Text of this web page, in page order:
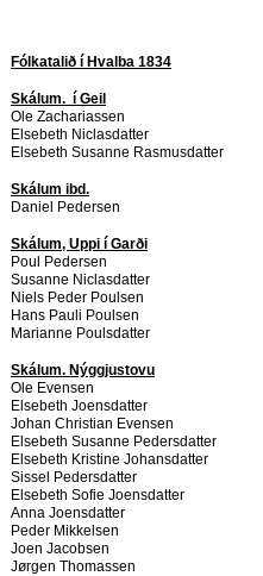
Fólkatalið í Hvalba 1834
Skálum. í Geil
Ole Zachariassen
Elsebeth Niclasdatter
Elsebeth Susanne Rasmusdatter
Skálum ibd.
Daniel Pedersen
Skálum, Uppi í Garði
Poul Pedersen
Susanne Niclasdatter
Niels Peder Poulsen
Hans Pauli Poulsen
Marianne Poulsdatter
Skálum. Nýggjustovu
Ole Evensen
Elsebeth Joensdatter
Johan Christian Evensen
Elsebeth Susanne Pedersdatter
Elsebeth Kristine Johansdatter
Sissel Pedersdatter
Elsebeth Sofie Joensdatter
Anna Joensdatter
Peder Mikkelsen
Joen Jacobsen
Jørgen Thomassen